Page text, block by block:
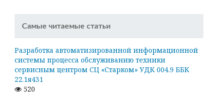
Самые читаемые статьи
Разработка автоматизированной информационной
системы процесса обслуживанию техники
сервисным центром СЦ «Старком» УДК 004.9 ББК
22.1я431
520